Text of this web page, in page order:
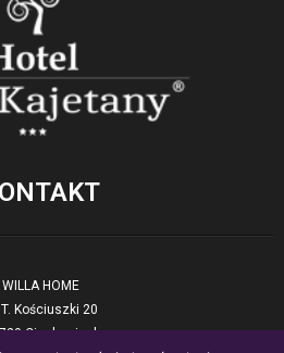
WILLA HOME
Kościuszki 20
Ciechocinek